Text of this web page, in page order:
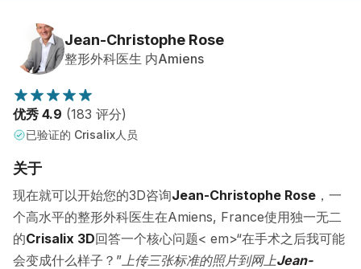
客户评价
Jean-Christophe Rose
整形外科医生 内Amiens
优秀 4.9 (183 评分)
已验证的 Crisalix人员
关于
现在就可以开始您的3D咨询Jean-Christophe Rose ，一
个高水平的整形外科医生在Amiens, France使用独一无二
的Crisalix 3D回答一个核心问题< em>“在手术之后我可能
会变成什么样子？” 上传三张标准的照片到网上Jean-